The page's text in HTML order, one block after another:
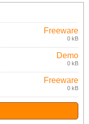
Freeware
0 kB
Demo
0 kB
Freeware
0 kB